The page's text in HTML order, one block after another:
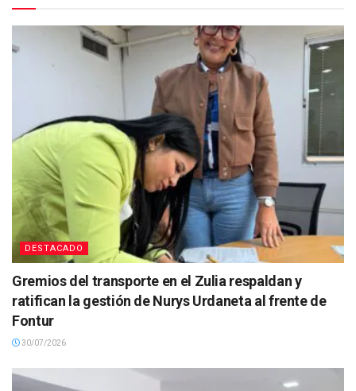
DESTACADO
Gremios del transporte en el Zulia respaldan y
ratifican la gestión de Nurys Urdaneta al frente de
Fontur
30/07/2026